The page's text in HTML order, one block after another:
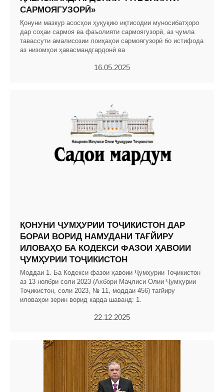
САРМОЯГУЗОРӢ»
Қонуни мазкур асосҳои ҳуқуқию иқтисодии муносибатҳоро
дар соҳаи сармоя ва фаъолияти сармоягузорӣ, аз ҷумла
тавассути амалисозии лоиҳаҳои сармоягузорӣ бо истифода
аз низомҳои ҳавасмандгардонӣ ва
16.05.2025
ҚОНУНИ ҶУМҲУРИИ ТОҶИКИСТОН ДАР
БОРАИ ВОРИД НАМУДАНИ ТАҒЙИРУ
ИЛОВАҲО БА КОДЕКСИ ФАЗОИ ҲАВОИИ
ҶУМҲУРИИ ТОҶИКИСТОН
Моддаи 1. Ба Кодекси фазои ҳавоии Ҷумҳурии Тоҷикистон
аз 13 ноябри соли 2023 (Ахбори Маҷлиси Олии Ҷумҳурии
Тоҷикистон, соли 2023, № 11, моддаи 456) тағйиру
иловаҳои зерин ворид карда шаванд: 1.
22.12.2025